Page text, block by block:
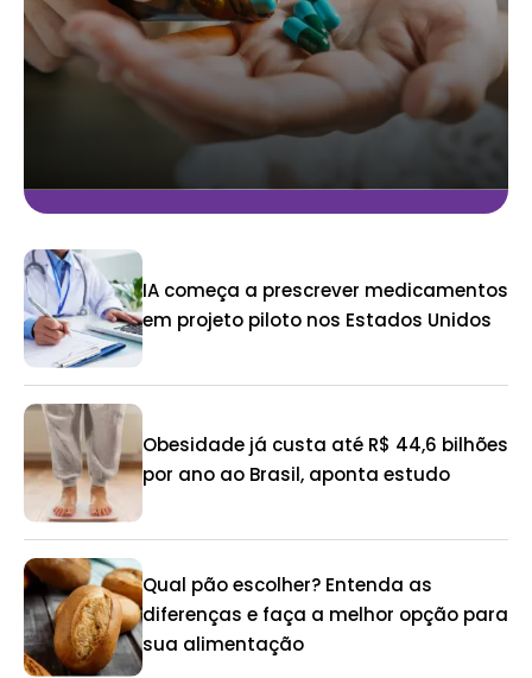
IA começa a prescrever medicamentos
em projeto piloto nos Estados Unidos
Obesidade já custa até R$ 44,6 bilhões
por ano ao Brasil, aponta estudo
Qual pão escolher? Entenda as
diferenças e faça a melhor opção para
sua alimentação